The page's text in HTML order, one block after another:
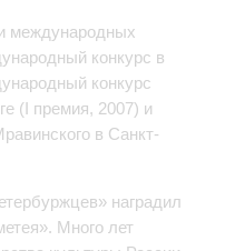
международных
конкурс в
конкурс
(I премия, 2007) и
в Санкт-
наградил
Много лет